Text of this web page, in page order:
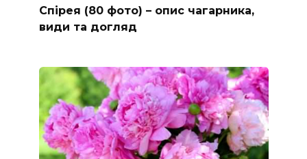
Спірея (80 фото) – опис чагарника,
види та догляд